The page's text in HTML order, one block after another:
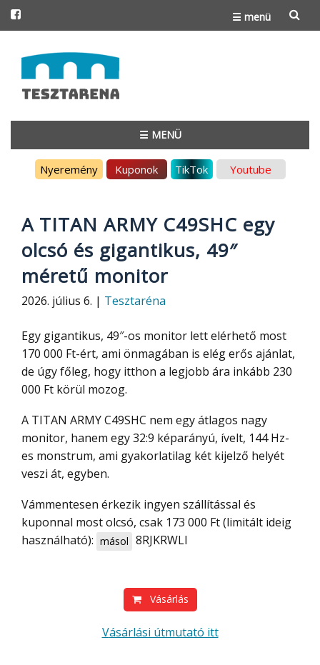
☰ menü
to
content
☰ MENÜ
Nyeremény Kuponok TikTok Youtube
A TITAN ARMY C49SHC egy
olcsó és gigantikus, 49″
méretű monitor
2026. július 6. | Tesztaréna
Egy gigantikus, 49″-os monitor lett elérhető most
170 000 Ft-ért, ami önmagában is elég erős ajánlat,
de úgy főleg, hogy itthon a legjobb ára inkább 230
000 Ft körül mozog.
A TITAN ARMY C49SHC nem egy átlagos nagy
monitor, hanem egy 32:9 képarányú, ívelt, 144 Hz-
es monstrum, ami gyakorlatilag két kijelző helyét
veszi át, egyben.
Vámmentesen érkezik ingyen szállítással és
kuponnal most olcsó, csak 173 000 Ft (limitált ideig
használható): másol 8RJKRWLI
Vásárlás
Vásárlási útmutató itt